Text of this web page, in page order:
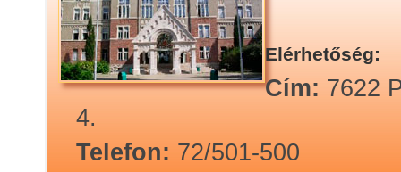
Elérhetőség:
Cím: 7622
4.
Telefon: 72/501-500